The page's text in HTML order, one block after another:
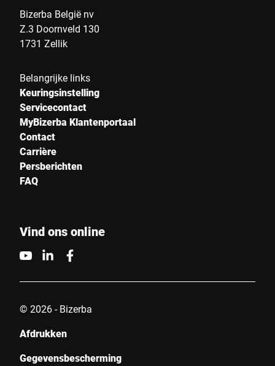
Bizerba België nv
Z.3 Doornveld 130
1731 Zellik
Belangrijke links
Keuringsinstelling
Servicecontact
MyBizerba Klantenportaal
Contact
Carrière
Persberichten
FAQ
Vind ons online
© 2026 - Bizerba
Afdrukken
Gegevensbescherming